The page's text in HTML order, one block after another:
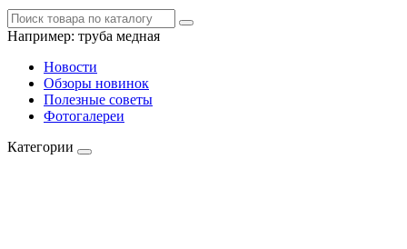
Например: труба медная
Новости
Обзоры новинок
Полезные советы
Фотогалереи
Категории